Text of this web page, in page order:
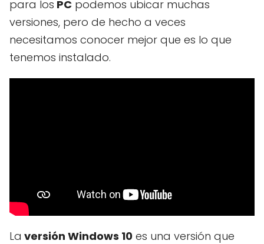
para los PC podemos ubicar muchas
versiones, pero de hecho a veces
necesitamos conocer mejor que es lo que
tenemos instalado.
La versión Windows 10 es una versión que